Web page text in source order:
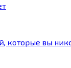
которые вы